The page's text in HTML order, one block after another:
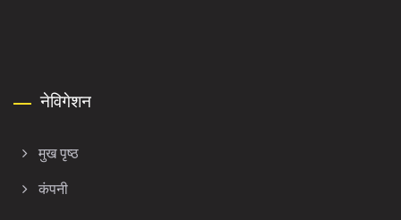
नेविगेशन
मुख पृष्ठ
कंपनी